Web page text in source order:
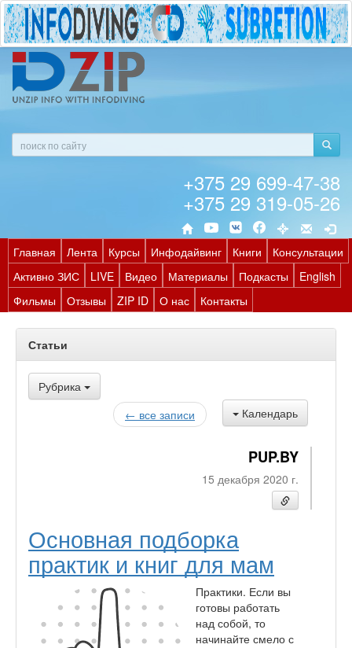
+375 29 699-47-38
+375 29 319-05-26
Главная Лента Курсы Инфодайвинг Книги
Консультации
Активно ЗИС
LIVE Видео Материалы Подкасты
English
Фильмы
Отзывы ZIP ID О нас Контакты
Статьи
Рубрика
Календарь
← все записи
PUP.BY
15 декабря 2020 г.
Основная подборка
практик и книг для мам
Практики. Если вы
готовы работать
над собой, то
начинайте смело с